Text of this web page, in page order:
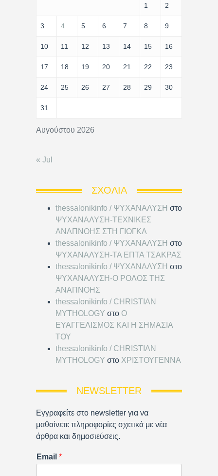
Αυγούστου 2026
1 2
3 4 5 6 7 8 9
10 11 12 13 14 15 16
17 18 19 20 21 22 23
24 25 26 27 28 29 30
31
« Jul
ΣΧΌΛΙΑ
thessalonikinfo / ΨΥΧΑΝΑΛΥΣΗ στο
ΨΥΧΑΝΑΛΥΣΗ-ΤΕΧΝΙΚΕΣ
ΑΝΑΠΝΟΗΣ ΣΤΗ ΓΙΟΓΚΑ
thessalonikinfo / ΨΥΧΑΝΑΛΥΣΗ στο
ΨΥΧΑΝΑΛΥΣΗ-ΤΑ ΕΠΤΑ ΤΣΑΚΡΑΣ
thessalonikinfo / ΨΥΧΑΝΑΛΥΣΗ στο
ΨΥΧΑΝΑΛΥΣΗ-Ο ΡΟΛΟΣ ΤΗΣ
ΑΝΑΠΝΟΗΣ
thessalonikinfo / CHRISTIAN
MYTHOLOGY στο Ο
ΕΥΑΓΓΕΛΙΣΜΟΣ ΚΑΙ Η ΣΗΜΑΣΙΑ
ΤΟΥ
thessalonikinfo / CHRISTIAN
MYTHOLOGY στο ΧΡΙΣΤΟΥΓΕΝΝΑ
NEWSLETTER
Εγγραφείτε στο newsletter για να
μαθαίνετε πληροφορίες σχετικά με νέα
άρθρα και δημοσιεύσεις.
Email *